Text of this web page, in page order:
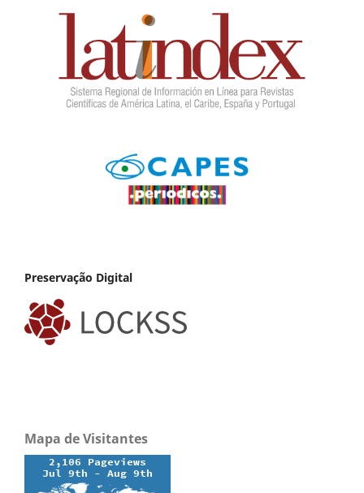
Preservação Digital
Mapa de Visitantes